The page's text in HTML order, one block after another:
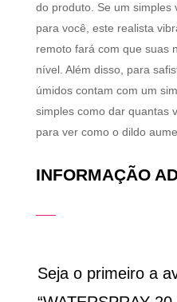
do produto. Se um simples
para você, este realista
remoto fará com que suas
nível. Além disso, para
úmidos contam com um
simples como dar quantas
para ver como o dildo
INFORMAÇÃO
Seja o primeiro a